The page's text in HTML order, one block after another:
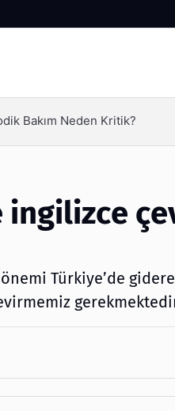
Bakım Neden Kritik?
Türkiye’de